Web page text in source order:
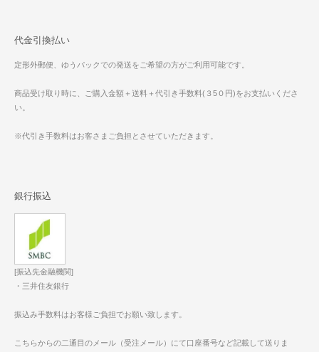
代金引換払い
定形外郵便、ゆうパックでの発送をご希望の方がご利用可能です。
商品受け取り時に、ご購入金額＋送料＋代引き手数料(３5０円)をお支払いくださ
い。
※代引き手数料はお客さまご負担とさせていただきます。
銀行振込
[振込先金融機関]
・三井住友銀行
振込み手数料はお客様ご負担でお願い致します。
こちらからの二通目のメール（受注メール）にて口座番号など記載して送りま